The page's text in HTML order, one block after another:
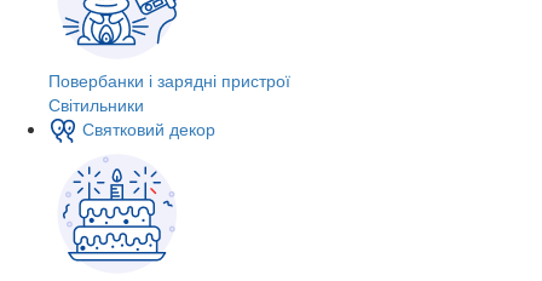
Повербанки і зарядні пристрої
Світильники
Святковий декор